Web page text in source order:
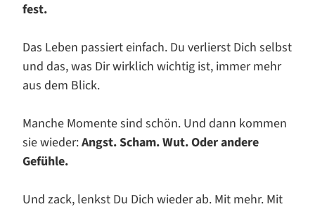
fest.
Das Leben passiert einfach. Du verlierst Dich selbst
und das, was Dir wirklich wichtig ist, immer mehr
aus dem Blick.
Manche Momente sind schön. Und dann kommen
sie wieder:Angst. Scham. Wut. Oder andere
Gefühle.
Und zack, lenkst Du Dich wieder ab. Mit mehr. Mit